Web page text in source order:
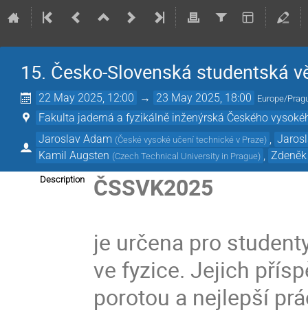
15. Česko-Slovenská studentská
22 May 2025, 12:00 → 23 May 2025, 18:00 Europe/
Fakulta jaderná a fyzikálně inženýrská Českého
Jaroslav Adam (České vysoké učení technické v Praze)
Kamil Augsten (Czech Technical University in Prague)
Description
ČSSVK2025
je určena pro
ve fyzice. Jejich
porotou a nejlepší